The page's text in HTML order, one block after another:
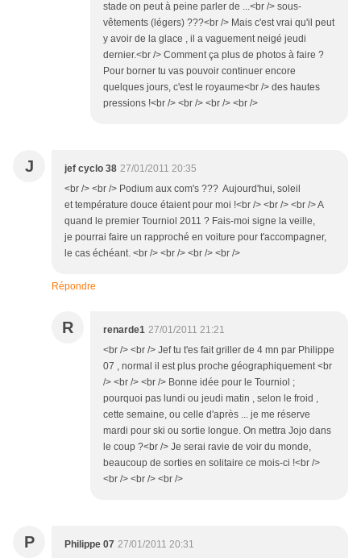
stade on peut à peine parler de ...<br /> sous-
vêtements (légers) ???<br /> Mais c'est vrai qu'il peut
y avoir de la glace , il a vaguement neigé jeudi
dernier.<br /> Comment ça plus de photos à faire ?
Pour borner tu vas pouvoir continuer encore
quelques jours, c'est le royaume<br /> des hautes
pressions !<br /> <br /> <br /> <br />
J jef cyclo 38 27/01/2011 20:35
<br /> <br /> Podium aux com's ??? Aujourd'hui, soleil
et température douce étaient pour moi !<br /> <br /> <br /> A
quand le premier Tourniol 2011 ? Fais-moi signe la veille,
je pourrai faire un rapproché en voiture pour t'accompagner,
le cas échéant. <br /> <br /> <br /> <br />
Répondre
R renarde1 27/01/2011 21:21
<br /> <br /> Jef tu t'es fait griller de 4 mn par Philippe
07 , normal il est plus proche géographiquement <br
/> <br /> <br /> Bonne idée pour le Tourniol ;
pourquoi pas lundi ou jeudi matin , selon le froid ,
cette semaine, ou celle d'après ... je me réserve
mardi pour ski ou sortie longue. On mettra Jojo dans
le coup ?<br /> Je serai ravie de voir du monde,
beaucoup de sorties en solitaire ce mois-ci !<br />
<br /> <br /> <br />
P Philippe 07 27/01/2011 20:31